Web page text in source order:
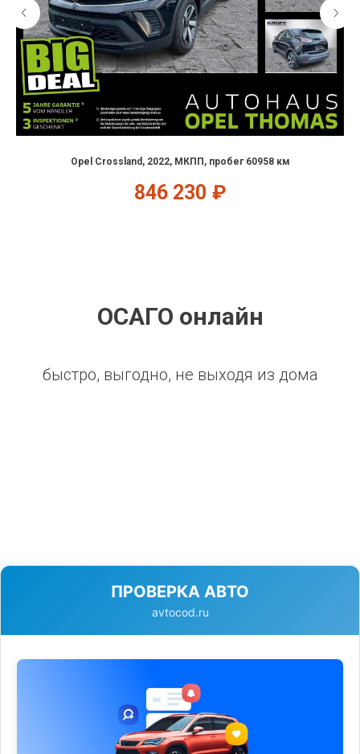
Opel Crossland, 2022, МКПП, пробег 60958 км
846 230 ₽
ОСАГО онлайн
быстро, выгодно, не выходя из дома
ПРОВЕРКА АВТО
avtocod.ru